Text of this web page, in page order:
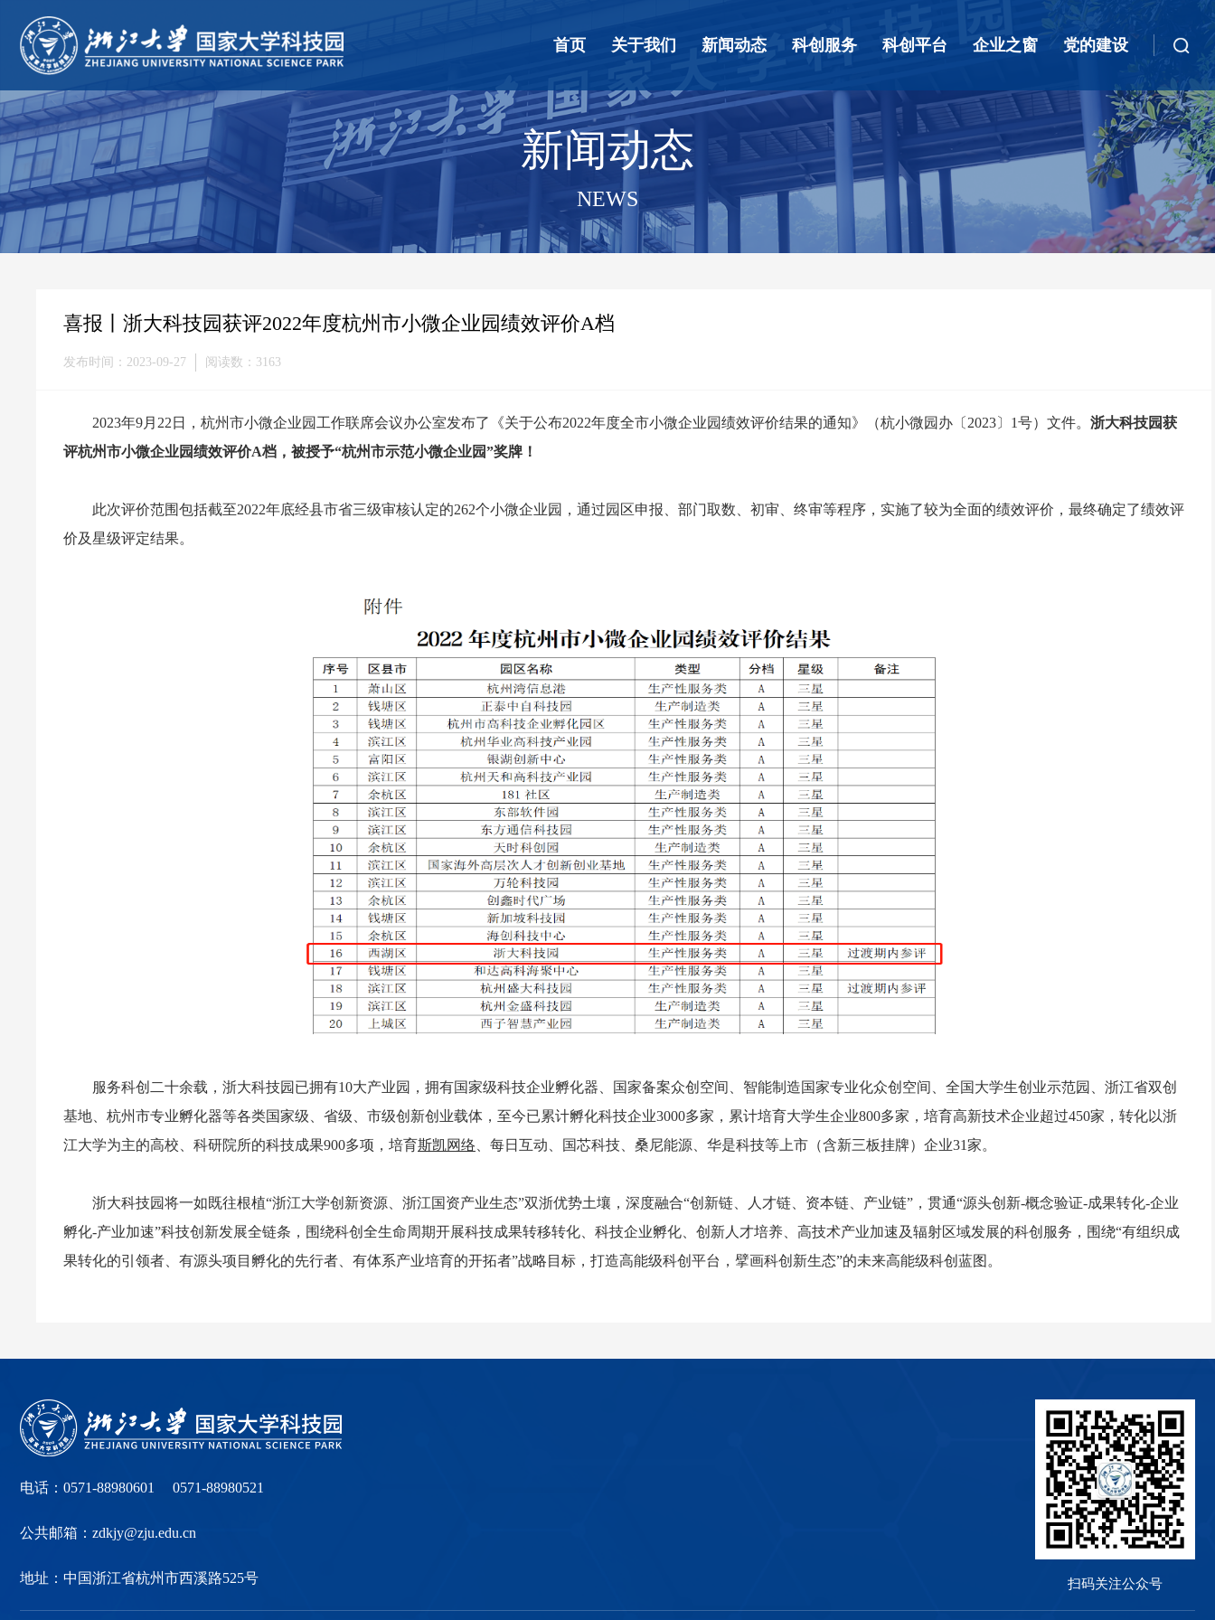
首页 关于我们 新闻动态 科创服务 科创平台 企业之窗 党的建设
新闻动态
NEWS
喜报丨浙大科技园获评2022年度杭州市小微企业园绩效评价A档
发布时间：2023-09-27 阅读数：3163
2023年9月22日，杭州市小微企业园 工作联席会议办公室发布了《关于公布2022年度全市小微企业园绩效评价结果的通知》（杭小微园办〔2023〕1号）文件。 浙大科技园获
评杭州市小微企业园绩效评价A档，被授予“杭州市示范小微企业园”奖牌！
此次评价范围包括截至2022年底经县市省三级审核认定的262个小微企业园，通过园区申报、部门取数、初审、终审等程序，实施了较为全面的绩效评价，最终确定了绩效评
价及星级评定结果。
服务科创二十余载，浙大科技园已拥有10大产业园，拥有国家级科技企业孵化器、国家备案众创空间、智能制造国家专业化众创空间
、全国大学生创业示范园、浙江省双创
基地、杭州市专业孵化器等各类国家级、省级、市级创新创业载体，至今已累计孵化科技企业3000多家，累计培育大学生企业800多家，培育高新技术企业超过450家，转化以浙
江大学为主的高校、科研院所的科技成果900多项，培育斯凯网络 、每日互动、国芯科技、桑尼能源、华是科技等上市（含新三板挂牌）企业31家。
浙大科技园将一如既往根植“浙江大学创新资源、浙江国资产业生态”双浙优势土壤，深度融合“创新链、人才链、资本链、产业链”，贯通“源头创新-概念验证-成果转化-企业
孵化-产业加速”科技创新发展全链条，围绕科创全生命周期开展科技成果转移转化、科技企业孵化、创新人才培养、高技术产业加速及辐射区域发展的科创服务，围绕“有组织成
果转化的引领者、有源头项目孵化的先行者、有体系产业培育的开拓者”战略目标，打造高能级科创平台，擘画科创新生态”的未来高能级科创蓝图。
电话：0571-88980601 0571-88980521
公共邮箱：zdkjy@zju.edu.cn
地址：中国浙江省杭州市西溪路525号 扫码关注公众号